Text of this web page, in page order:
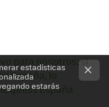
para nosotros; si
España, lo
España
estadísticas
estarás